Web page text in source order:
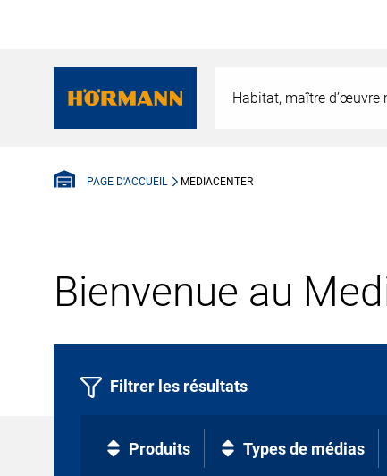
Habitat, maître d’œuvre
PAGE D'ACCUEIL MEDIACENTER
Bienvenue au
Filtrer les résultats
Produits Types de médias